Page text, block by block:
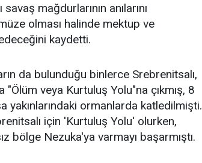
mağdurlarının anılarını
olması halinde mektup ve
kaydetti.
da bulunduğu binlerce Srebrenitsalı,
"Ölüm veya Kurtuluş Yolu"na çıkmış, 8
yakınlarındaki ormanlarda katledilmişti.
için 'Kurtuluş Yolu' olurken,
bölge Nezuka'ya varmayı başarmıştı.